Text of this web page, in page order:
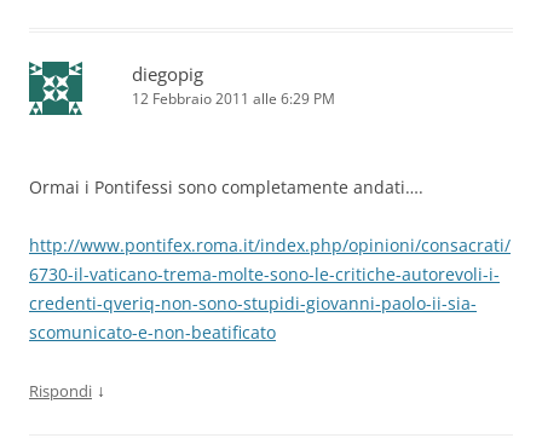
diegopig
12 Febbraio 2011 alle 6:29 PM
Ormai i Pontifessi sono completamente andati….
http://www.pontifex.roma.it/index.php/opinioni/consacrati/
6730-il-vaticano-trema-molte-sono-le-critiche-autorevoli-i-
credenti-qveriq-non-sono-stupidi-giovanni-paolo-ii-sia-
scomunicato-e-non-beatificato
Rispondi ↓